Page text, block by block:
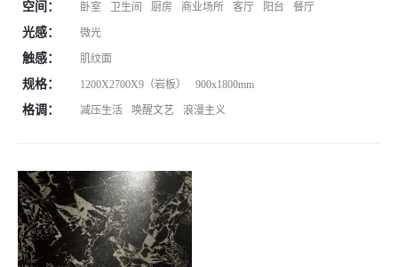
空间： 卧室 卫生间 厨房 商业场所 客厅 阳台 餐厅
光感： 微光
触感： 肌纹面
规格： 1200X2700X9（岩板） 900x1800mm
格调： 减压生活 唤醒文艺 浪漫主义